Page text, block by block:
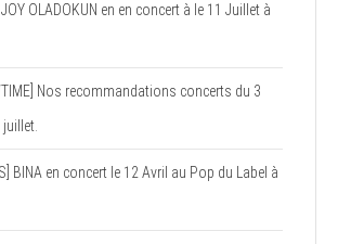
OLADOKUN en en concert à le 11 Juillet à
Nos recommandations concerts du 3
BINA en concert le 12 Avril au Pop du Label à